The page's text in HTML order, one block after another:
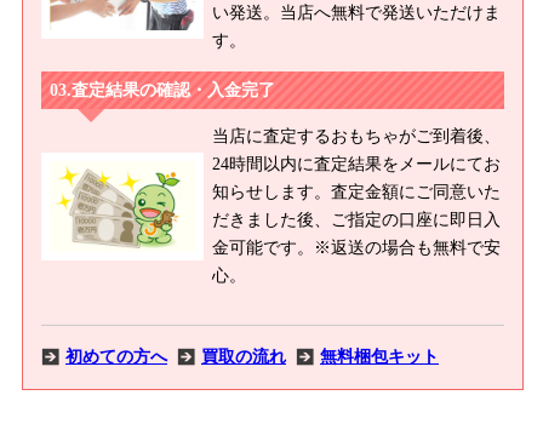
い発送。当店へ無料で発送いただけま
す。
査定結果の確認・入金完了
当店に査定するおもちゃがご到着後、
24時間以内に査定結果をメールにてお
知らせします。査定金額にご同意いた
だきました後、ご指定の口座に即日入
金可能です。※返送の場合も無料で安
心。
初めての方へ 買取の流れ 無料梱包キット